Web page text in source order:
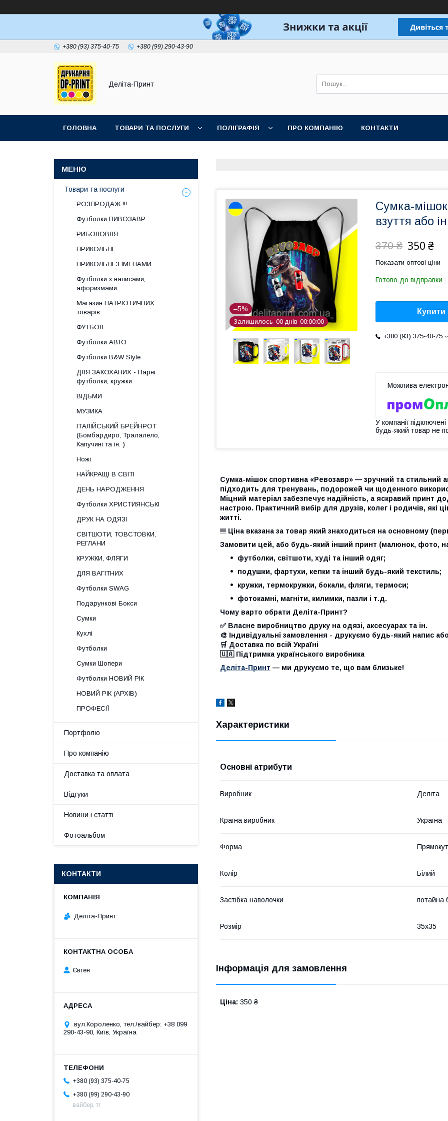
+380 (93) 375-40-75 +380 (99) 290-43-90
Деліта-Принт
ГОЛОВНА ТОВАРИ ТА ПОСЛУГИ ПОЛІГРАФІЯ ПРО КОМПАНІЮ КОНТАКТИ
–5%
Залишилось 00 днів 00 00 00
Сумка-
взуття або
370 ₴ 350 ₴
Показати оптові ціни
Готово до відправки
Купити
+380 (93) 375-40-75
У компанії
будь-який товар не
Сумка-мішок спортивна «Ревозавр» — зручний та стильний
підходить для тренувань, подорожей чи щоденного
Міцний матеріал забезпечує надійність, а яскравий принт
настрою. Практичний вибір для друзів, колег і родичів,
житті.
!!! Ціна вказана за товар який знаходиться на основному
Замовити цей, або будь-який інший принт (малюнок, фото,
футболки, світшоти, худі та інший одяг;
подушки, фартухи, кепки та інший будь-який текстиль;
кружки, термокружки, бокали, фляги, термоси;
фотокамні, магніти, килимки, пазли і т.д.
Чому варто обрати Деліта-Принт?
✅ Власне виробництво друку на одязі, аксесуарах та ін.
🎨 Індивідуальні замовлення - друкуємо будь-який напис
🛒 Доставка по всій Україні
🇺🇦 Підтримка українського виробника
Деліта-Принт — ми друкуємо те, що вам близьке!
Характеристики
Основні атрибути
Виробник Деліта
Країна виробник Україна
Форма
Колір Білий
Застібка наволочки потайна
Розмір 35x35
Інформація для замовлення
Ціна: 350 ₴
Товари та послуги
РОЗПРОДАЖ !!!
Футболки ПИВОЗАВР
РИБОЛОВЛЯ
ПРИКОЛЬНІ
ПРИКОЛЬНІ З ІМЕНАМИ
Футболки з написами,
афоризмами
Магазин ПАТРІОТИЧНИХ
товарів
ФУТБОЛ
Футболки АВТО
Футболки B&W Style
ДЛЯ ЗАКОХАНИХ - Парні
футболки, кружки
ВІДЬМИ
МУЗИКА
ІТАЛІЙСЬКИЙ БРЕЙНРОТ
(Бомбардиро, Тралалело,
Капучині та ін. )
Ножі
НАЙКРАЩІ В СВІТІ
ДЕНЬ НАРОДЖЕННЯ
Футболки ХРИСТИЯНСЬКІ
ДРУК НА ОДЯЗІ
СВІТШОТИ, ТОВСТОВКИ,
РЕГЛАНИ
КРУЖКИ, ФЛЯГИ
ДЛЯ ВАГІТНИХ
Футболки SWAG
Подарункові Бокси
Сумки
Кухлі
Футболки
Сумки Шопери
Футболки НОВИЙ РІК
НОВИЙ РІК (АРХІВ)
ПРОФЕСІЇ
Портфоліо
Про компанію
Доставка та оплата
Відгуки
Новини і статті
Фотоальбом
КОНТАКТИ
Деліта-Принт
Євген
вул.Короленко, тел./вайбер: +38 099
290-43-90, Київ, Україна
+380 (93) 375-40-75
+380 (99) 290-43-90
вайбер, тг